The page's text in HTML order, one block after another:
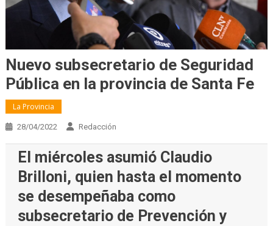
Nuevo subsecretario de Seguridad
Pública en la provincia de Santa Fe
La Provincia
28/04/2022 Redacción
El miércoles asumió Claudio
Brilloni, quien hasta el momento
se desempeñaba como
subsecretario de Prevención y